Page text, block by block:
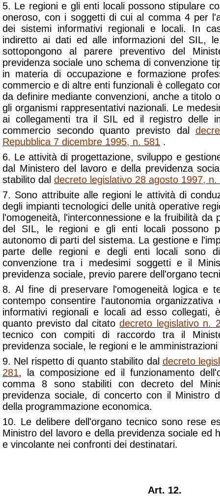
5. Le regioni e gli enti locali possono stipulare
oneroso, con i soggetti di cui al comma 4 per
dei sistemi informativi regionali e locali. In
indiretto ai dati ed alle informazioni del SIL,
sottopongono al parere preventivo del
previdenza sociale uno schema di convenzione
in materia di occupazione e formazione
commercio e di altre enti funzionali è collegato
da definire mediante convenzioni, anche a titolo
gli organismi rappresentativi nazionali. Le
ai collegamenti tra il SIL ed il registro delle
commercio secondo quanto previsto dal
Repubblica 7 dicembre 1995, n. 581 .
6. Le attività di progettazione, sviluppo e
dal Ministero del lavoro e della previdenza
stabilito dal decreto legislativo 28 agosto 1997, n.
7. Sono attribuite alle regioni le attività di
degli impianti tecnologici delle unità operative
l'omogeneità, l'interconnessione e la fruibilità da
del SIL, le regioni e gli enti locali possono
autonomo di parti del sistema. La gestione e
parte delle regioni e degli enti locali sono
convenzione tra i medesimi soggetti e il
previdenza sociale, previo parere dell'organo
8. Al fine di preservare l'omogeneità logica e
contempo consentire l'autonomia
informativi regionali e locali ad esso collegati,
quanto previsto dal citatodecreto legislativo n.
tecnico con compiti di raccordo tra il
previdenza sociale, le regioni e le
9. Nel rispetto di quanto stabilito dal decreto
281, la composizione ed il funzionamento
comma 8 sono stabiliti con decreto del
previdenza sociale, di concerto con il Ministro
della programmazione economica.
10. Le delibere dell'organo tecnico sono rese
Ministro del lavoro e della previdenza sociale ed
e vincolante nei confronti dei destinatari.
Art. 12.